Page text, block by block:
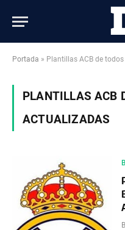
Portada » Plantillas ACB de
PLANTILLAS ACB
ACTUALIZADAS